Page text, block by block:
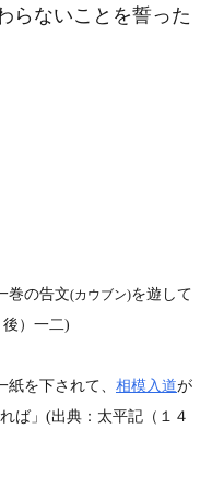
らないことを誓った
巻の告文(カウブン)を遊して
後）一二)
紙を下されて、 相模入道が
ば」(出典：太平記（１４